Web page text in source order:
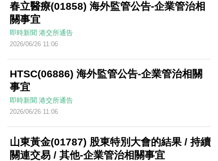
春立醫療(01858) 海外監管公告-企業管治相
關事宜
即時新聞 港交所通告
2026/06/26 11:06
HTSC(06886) 海外監管公告-企業管治相關
事宜
即時新聞 港交所通告
2026/06/26 11:06
山東黃金(01787) 股東特別大會的結果 / 持續
關連交易 / 其他-企業管治相關事宜